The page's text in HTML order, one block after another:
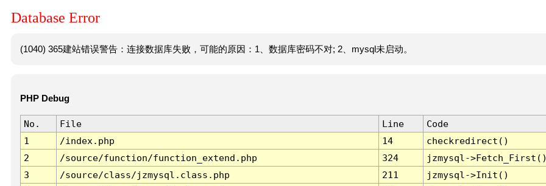
Database Error
(1040) 365建站错误警告：连接数据库失败，可能的原因：1、数据库密码不对; 2、mysql未启动。
PHP Debug
No. File Line
Code
1
/index.php 14
checkredirect()
2
/source/function/function_extend.php 324
jzmysql-
3
/source/class/jzmysql.class.php 211
jzmysql->Init()